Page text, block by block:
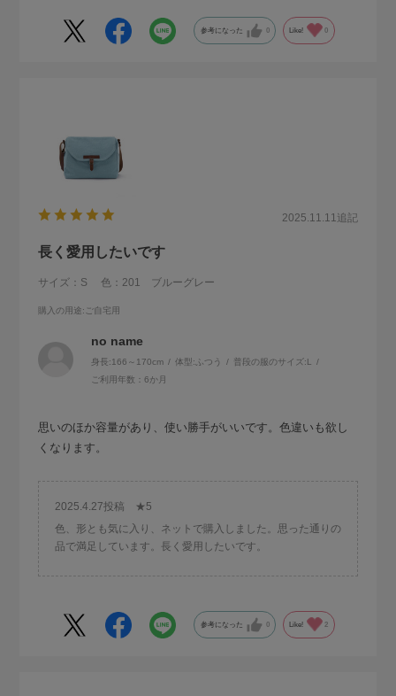
参考になった 0 Like! 0
2025.11.11追記
長く愛用したいです
サイズ：S 色：201 ブルーグレー
購入の用途:ご自宅用
no name
身長:166～170cm 体型:ふつう 普段の服のサイズ: L
ご利用年数：6か月
思いのほか容量があり、使い勝手がいいです。色違いも欲し
くなります。
2025.4.27投稿 ★5
色、形とも気に入り、ネットで購入しました。思った通りの
品で満足しています。長く愛用したいです。
参考になった 0 Like! 2